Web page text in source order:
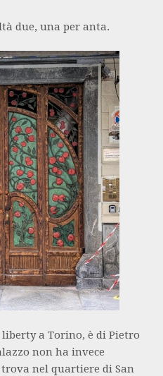
due, una per anta.
a Torino, è di Pietro
non ha invece
nel quartiere di San